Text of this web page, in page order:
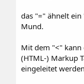
das "=" ähnelt
Mund.
Mit dem "<" kann
(HTML-) Markup
eingeleitet